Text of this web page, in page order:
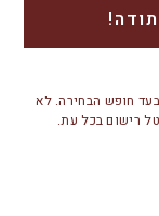
חופש הבחירה. לא
רישום בכל עת.